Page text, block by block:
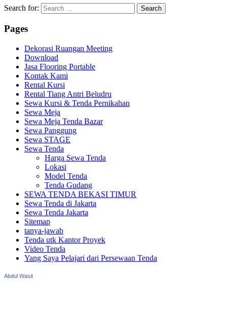
Search for:
Pages
Dekorasi Ruangan Meeting
Download
Jasa Flooring Portable
Kontak Kami
Rental Kursi
Rental Tiang Antri Beludru
Sewa Kursi & Tenda Pernikahan
Sewa Meja
Sewa Meja Tenda Bazar
Sewa Panggung
Sewa STAGE
Sewa Tenda
Harga Sewa Tenda
Lokasi
Model Tenda
Tenda Gudang
SEWA TENDA BEKASI TIMUR
Sewa Tenda di Jakarta
Sewa Tenda Jakarta
Sitemap
tanya-jawab
Tenda utk Kantor Proyek
Video Tenda
Yang Saya Pelajari dari Persewaan Tenda
Abdul Wasit